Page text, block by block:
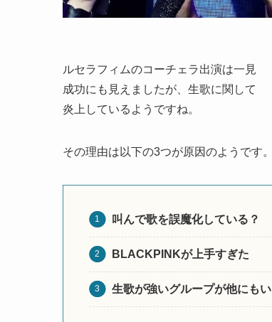
ルセラフィムのコーチェラ出演は一見
成功にも見えましたが、生歌に関して
炎上しているようですね。
その理由は以下の3つが原因のようです。
叫んで歌を誤魔化している？
BLACKPINKが上手すぎた
生歌が強いグループが他にも